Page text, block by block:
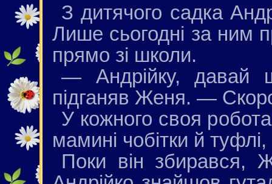
З дитячого садка
Лише сьогодні за ним
прямо зі школи.
— Андрійку, давай
підганяв Женя. —
У кожного своя
мамині чобітки й
Поки він збирався,